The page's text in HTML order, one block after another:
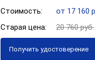
Стоимость:
от 17 160
Старая цена:
20 760 руб.
Получить удостоверение